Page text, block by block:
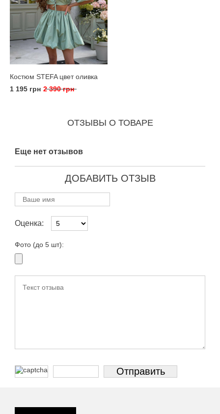
Костюм STEFA цвет оливка
1 195 грн 2 390 грн
ОТЗЫВЫ О ТОВАРЕ
Еще нет отзывов
ДОБАВИТЬ ОТЗЫВ
Оценка:
Фото (до 5 шт):